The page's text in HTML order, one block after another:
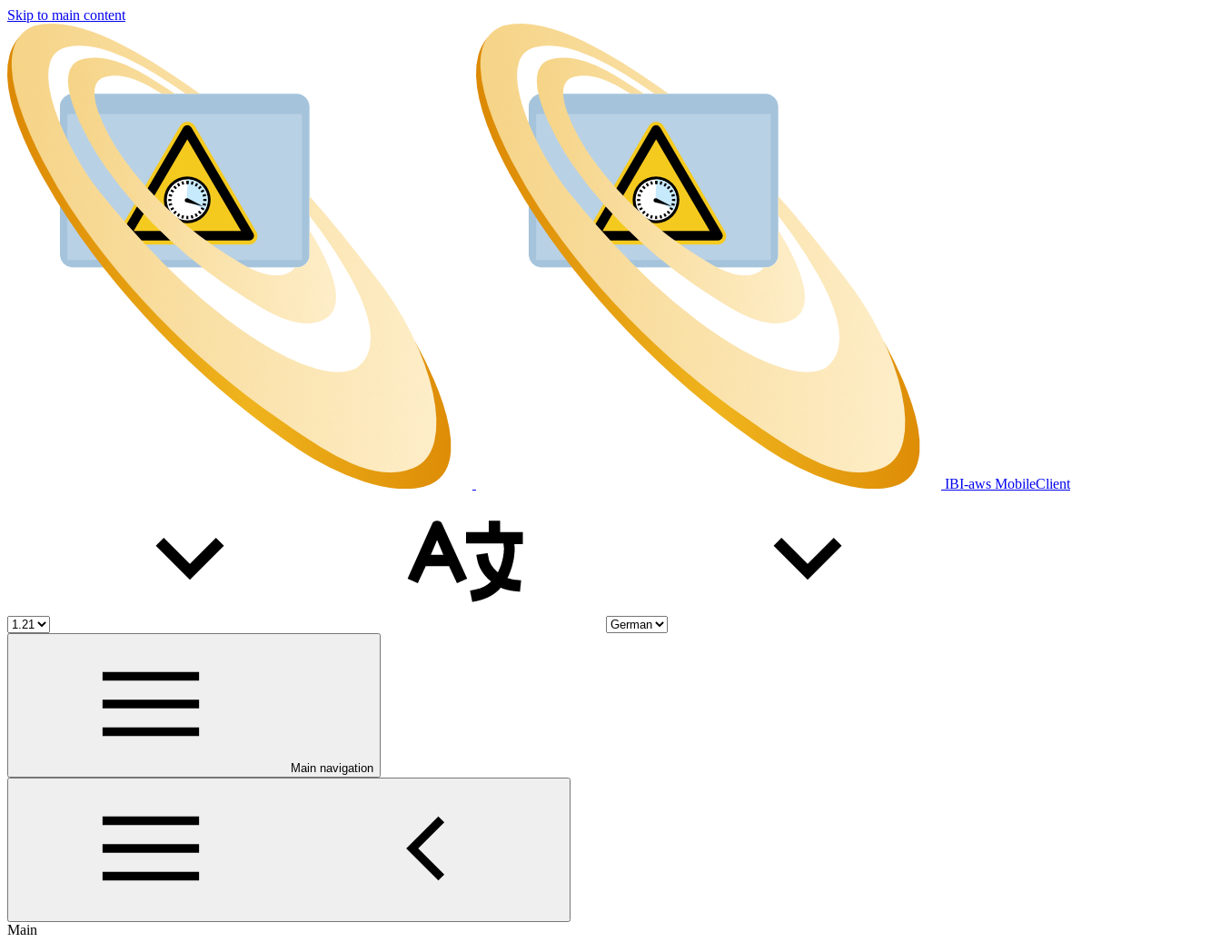
Skip to main content
IBI-aws MobileClient
Main navigation
Main